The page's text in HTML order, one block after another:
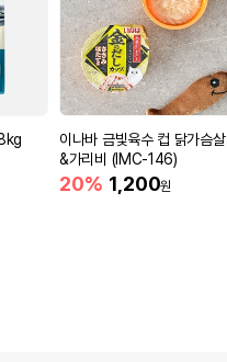
이나바 금빛육수 컵 닭가슴살
&가리비 (IMC-146)
20% 1,200원